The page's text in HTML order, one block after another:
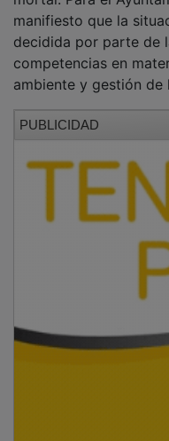
manifiesto que la
decidida por parte de
competencias en
ambiente y gestión de